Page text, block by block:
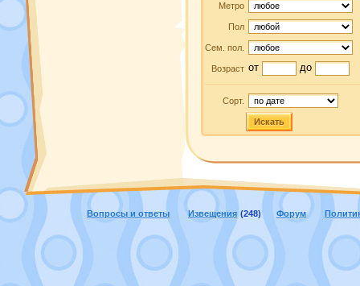
Метро
Пол
Сем. пол.
Возраст от до
Сорт.
Искать
Вопросы и ответы Извещения (248) Форум